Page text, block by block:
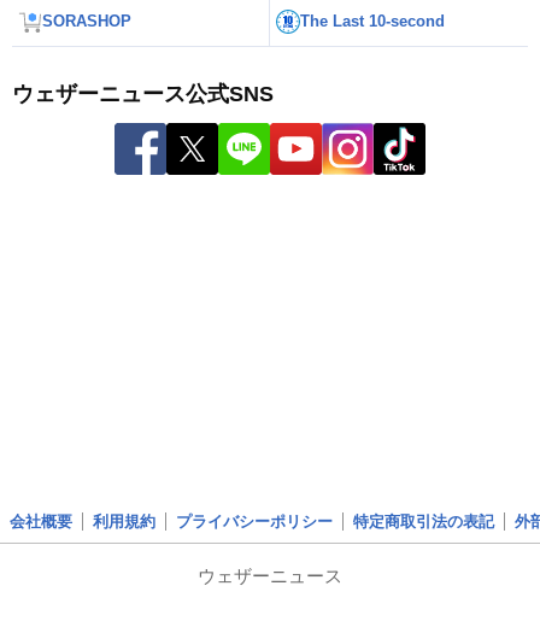
SORASHOP The Last 10-second
ウェザーニュース公式SNS
会社概要 利用規約 プライバシーポリシー 特定商取引法の表記 外
ウェザーニュース